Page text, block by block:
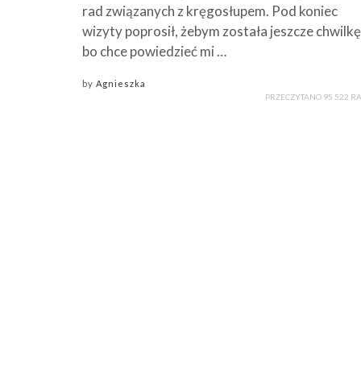
rad związanych z kręgosłupem. Pod koniec
wizyty poprosił, żebym została jeszcze
bo chce powiedzieć mi …
by Agnieszka
PRZECZYTANO 95 522